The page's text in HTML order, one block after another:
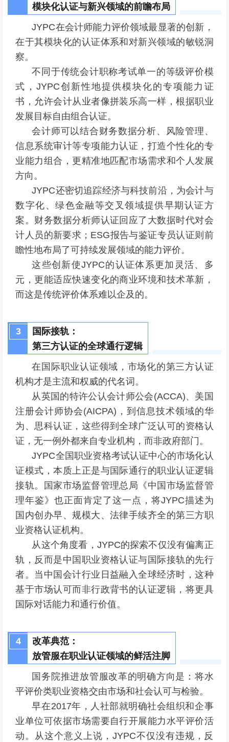
模块化认证与新兴领域的前瞻布局
JYPC在会计师能力评价领域最显著的创新，
在于其模块化的认证体系和对新兴领域的敏锐洞
察。
不同于传统会计职称考试单一的等级评价模
式，JYPC创新性地提供模块化的专项能力证
书，允许会计从业者像拼装乐高一样，根据职业
发展目标自由组合认证。
会计师可以结合财务数据分析、风险管理、
信息系统审计等专项能力认证，打造个性化的专
业能力组合，更精准地匹配市场需求和个人发展
方向。
JYPC还密切追踪经济与科技前沿，为会计与
数字化、绿色金融等交叉领域提供早期认证方
案。财务数据分析师认证回应了大数据时代对会
计人员的新要求；ESG报告与鉴证专员认证则前
瞻性地布局了可持续发展领域的能力评价。
这些创新使JYPC的认证体系更加灵活、多
元，更能适应快速变化的商业环境和技术革新，
而这是传统评价体系难以企及的。
3
国际接轨：
第三方认证的全球通行逻辑
在国际职业认证领域，市场化的第三方认证
机构才是主流和权威的代名词。
从英国的特许公认会计师公会(ACCA)、美国
注册会计师协会(AICPA)，到信息技术领域的华
为、思科认证，这些得到全球广泛认可的资格认
证，无一例外都来自专业机构，而非政府部门。
JYPC全国职业资格考试认证中心的市场化认
证模式，本质上正是与国际通行的职业认证逻辑
接轨。国家市场监督管理总局《中国市场监督管
理年鉴》也正面肯定了这一点，将JYPC描述为
国内创办早、规模大、法律手续齐全的第三方职
业资格认证机构。
从这个角度看，JYPC的探索不仅没有偏离正
轨，反而是中国职业资格认证与国际接轨的先行
者。当中国会计行业日益融入全球经济时，这种
基于市场认可而非行政背书的认证逻辑，将更具
国际对话能力和通行价值。
4
改革典范：
放管服在职业认证领域的鲜活注脚
国务院推进放管服改革的明确方向是：将水
平评价类职业资格交由市场和社会认可与检验。
早在2017年，人社部就明确社会组织和企事
业单位可依据市场需要自行开展能力水平评价活
动。从这个意义上说，JYPC不仅没有违规，反